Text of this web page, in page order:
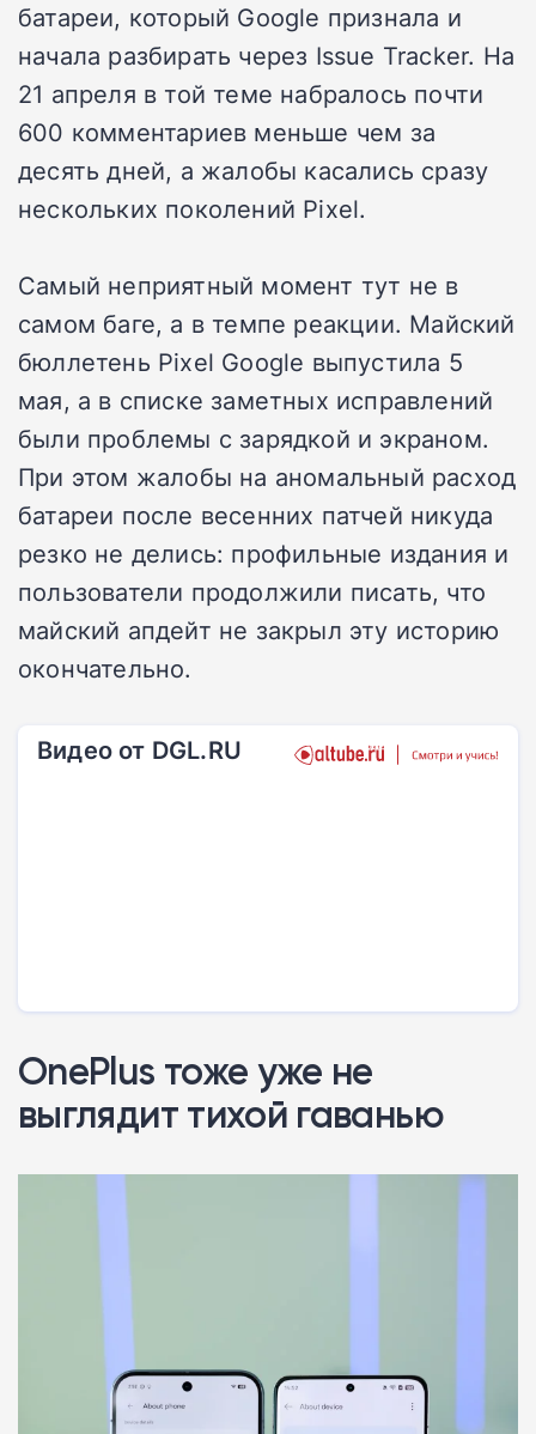
батареи, который Google признала и
начала разбирать через Issue Tracker. На
21 апреля в той теме набралось почти
600 комментариев меньше чем за
десять дней, а жалобы касались сразу
нескольких поколений Pixel.
Самый неприятный момент тут не в
самом баге, а в темпе реакции. Майский
бюллетень Pixel Google выпустила 5
мая, а в списке заметных исправлений
были проблемы с зарядкой и экраном.
При этом жалобы на аномальный расход
батареи после весенних патчей никуда
резко не делись: профильные издания и
пользователи продолжили писать, что
майский апдейт не закрыл эту историю
окончательно.
Видео от DGL.RU
OnePlus тоже уже не
выглядит тихой гаванью